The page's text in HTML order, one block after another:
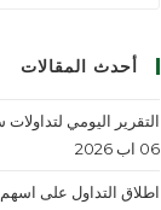
أحدث المقالات
التقرير اليومي
06 اب 2026
اطلاق التداول على اسهم